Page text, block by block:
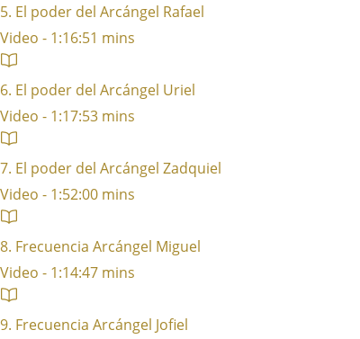
5. El poder del Arcángel Rafael
Video - 1:16:51 mins
6. El poder del Arcángel Uriel
Video - 1:17:53 mins
7. El poder del Arcángel Zadquiel
Video - 1:52:00 mins
8. Frecuencia Arcángel Miguel
Video - 1:14:47 mins
9. Frecuencia Arcángel Jofiel